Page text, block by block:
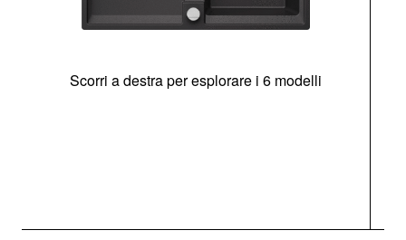
Scorri a destra per esplorare i 6 modelli